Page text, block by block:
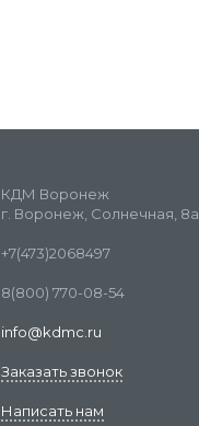
КДМ Воронеж
г. Воронеж, Солнечная, 8а
+7(473)2068497
8(800) 770-08-54
info@kdmc.ru
Заказать звонок
Написать нам